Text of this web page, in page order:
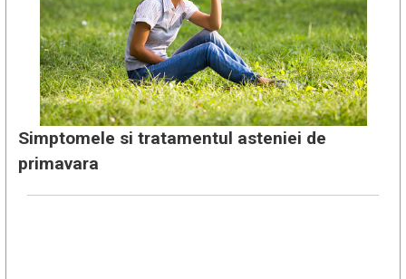
Simptomele si tratamentul asteniei de
primavara